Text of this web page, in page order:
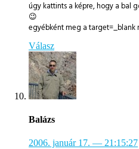
úgy kattints a képre, hogy a bal
😉
egyébként meg a target=_blank
Válasz
Balázs
2006. január 17. — 21:15:27